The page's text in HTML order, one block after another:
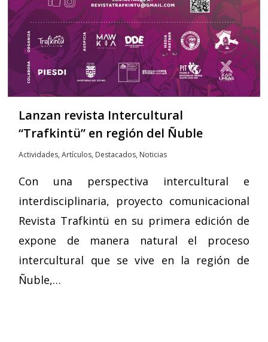
Lanzan revista Intercultural
“Trafkintü” en región del Ñuble
Actividades,Artículos, Destacados, Noticias
Con una perspectiva intercultural e
interdisciplinaria, proyecto comunicacional
Revista Trafkintü en su primera edición de
expone de manera natural el proceso
intercultural que se vive en la región de
Ñuble,…